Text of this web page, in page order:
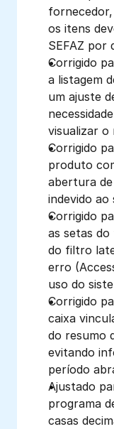
os itens
SEFAZ por
Corrigido
a listagem
um ajuste
visualizar o
Corrigido
produto
abertura
indevido
Corrigido
as setas
do filtro
erro
uso do
Corrigido
caixa
do resumo
evitando
período
Ajustado
programa
casas